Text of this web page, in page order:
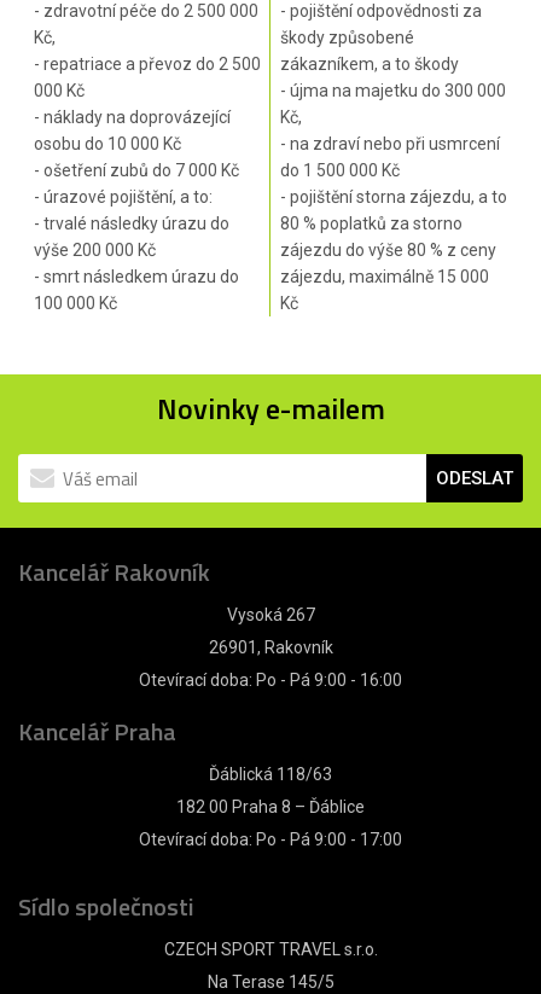
- zdravotní péče do 2 500 000
Kč,
- repatriace a převoz do 2 500
000 Kč
- náklady na doprovázející
osobu do 10 000 Kč
- ošetření zubů do 7 000 Kč
- úrazové pojištění, a to:
- trvalé následky úrazu do
výše 200 000 Kč
- smrt následkem úrazu do
100 000 Kč
- pojištění odpovědnosti za
škody způsobené
zákazníkem, a to škody
- újma na majetku do 300 000
Kč,
- na zdraví nebo při usmrcení
do 1 500 000 Kč
- pojištění storna zájezdu, a to
80 % poplatků za storno
zájezdu do výše 80 % z ceny
zájezdu, maximálně 15 000
Kč
Novinky e-mailem
ODESLAT
Kancelář Rakovník
Vysoká 267
26901, Rakovník
Otevírací doba: Po - Pá 9:00 - 16:00
Kancelář Praha
Ďáblická 118/63
182 00 Praha 8 – Ďáblice
Otevírací doba: Po - Pá 9:00 - 17:00
Sídlo společnosti
CZECH SPORT TRAVEL s.r.o.
Na Terase 145/5